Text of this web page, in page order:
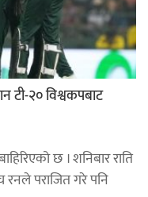
टी-२० विश्वकपबाट
छ । शनिबार राति
पराजित गरे पनि